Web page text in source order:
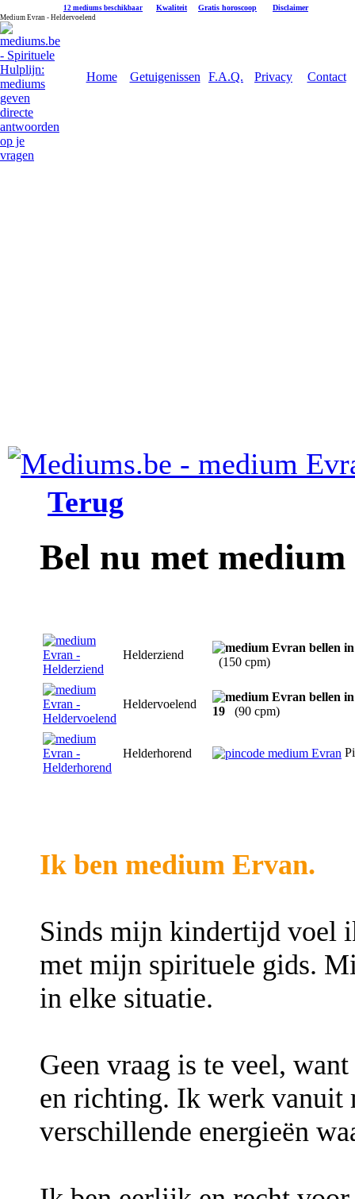
12 mediums beschikbaar Kwaliteit Gratis horoscoop Disclaimer
Medium Evran - Heldervoelend
Home Getuigenissen F.A.Q. Privacy Contact
Terug
Bel nu met
Helderziend
(150 cpm)
Heldervoelend
19 (90 cpm)
Helderhorend
Ik ben medium Ervan.
Sinds mijn kindertijd voel
met mijn spirituele gids.
in elke situatie.
Geen vraag is te veel,
en richting. Ik werk vanuit
verschillende energieën